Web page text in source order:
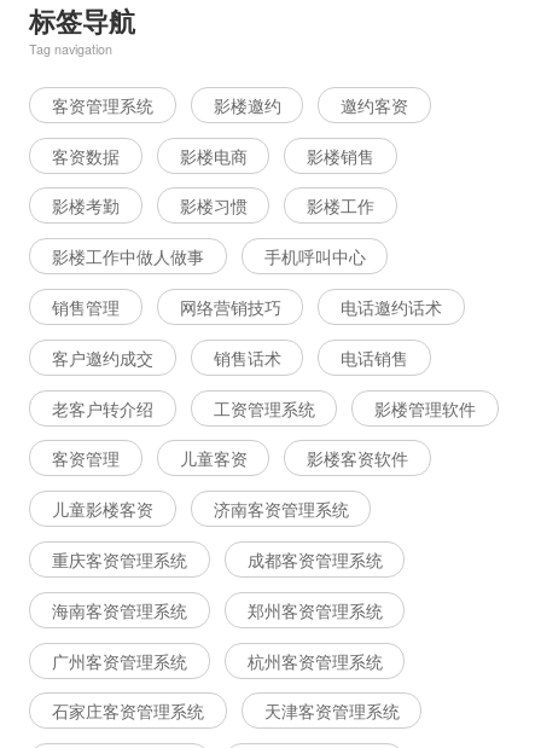
标签导航
Tag navigation
客资管理系统 影楼邀约 邀约客资
客资数据 影楼电商 影楼销售
影楼考勤 影楼习惯 影楼工作
影楼工作中做人做事 手机呼叫中心
销售管理 网络营销技巧 电话邀约话术
客户邀约成交 销售话术 电话销售
老客户转介绍 工资管理系统 影楼管理软件
客资管理 儿童客资 影楼客资软件
儿童影楼客资 济南客资管理系统
重庆客资管理系统 成都客资管理系统
海南客资管理系统 郑州客资管理系统
广州客资管理系统 杭州客资管理系统
石家庄客资管理系统 天津客资管理系统